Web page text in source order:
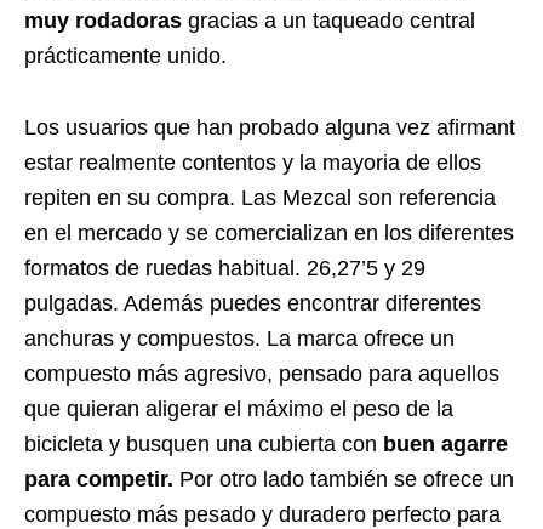
muy rodadoras gracias a un taqueado central
prácticamente unido.
Los usuarios que han probado alguna vez afirmant
estar realmente contentos y la mayoria de ellos
repiten en su compra. Las Mezcal son referencia
en el mercado y se comercializan en los diferentes
formatos de ruedas habitual. 26,27’5 y 29
pulgadas. Además puedes encontrar diferentes
anchuras y compuestos. La marca ofrece un
compuesto más agresivo, pensado para aquellos
que quieran aligerar el máximo el peso de la
bicicleta y busquen una cubierta con buen agarre
para competir. Por otro lado también se ofrece un
compuesto más pesado y duradero perfecto para